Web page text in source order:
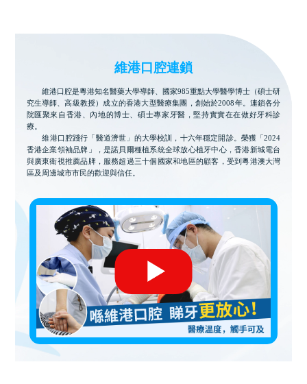
維港口腔連鎖
維港口腔是粵港知名醫藥大學導師、國家985重點大學醫學博士（碩士研
究生導師、高級教授）成立的香港大型醫療集團，創始於2008年。連鎖各分
院匯聚來自香港、內地的博士、碩士專家牙醫，堅持實實在在做好牙科診
療。
維港口腔踐行「醫道濟世」的大學校訓，十六年穩定開診。榮獲「2024
香港企業領袖品牌」，是諾貝爾種植系統全球放心植牙中心，香港新城電台
與廣東衛視推薦品牌，服務超過三十個國家和地區的顧客，受到粵港澳大灣
區及周邊城市市民的歡迎與信任。